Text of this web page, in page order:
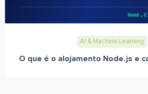
AI & Machine Learning
O que é o alojamento Node.js e